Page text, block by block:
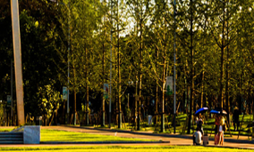
博士后流动站
学术交流
学术动态
科研动态
学生党建
学生活动
奖助贷补
学习园地